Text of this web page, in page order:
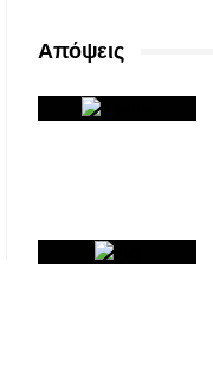
Απόψεις